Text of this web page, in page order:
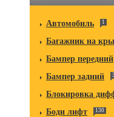
Автомобиль 1
Багажник на
Бампер передний
Бампер задний
Блокировка
Боди лифт 130